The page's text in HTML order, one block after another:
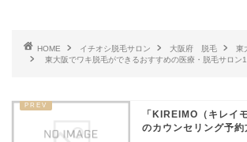
HOME イチオシ脱毛サロン 大阪府 脱毛
東
東大阪でワキ脱毛ができるおすすめの医療・脱毛サロン
「KIREIMO（キレイ
のカウンセリング予